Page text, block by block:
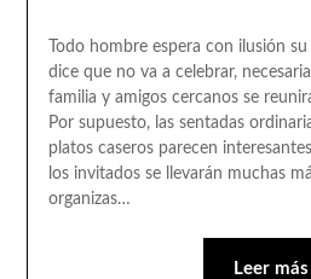
Todo hombre espera con ilusión
dice que no va a celebrar,
familia y amigos cercanos se
Por supuesto, las sentadas
platos caseros parecen
los invitados se llevarán muchas
organizas…
Leer más